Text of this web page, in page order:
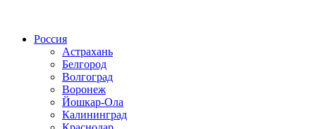
Россия
Астрахань
Белгород
Волгоград
Воронеж
Йошкар-Ола
Калининград